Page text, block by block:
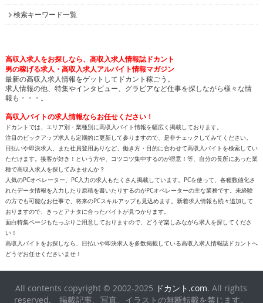
検索キーワード一覧
高収入求人をお探しなら、高収入求人情報誌ドカント
男の稼げる求人・高収入求人アルバイト情報マガジン
最新の高収入求人情報をゲットしてドカント稼ごう。
求人情報の他、特集やインタビュー、グラビアなど仕事を探しながら様々な情
報も・・・。
高収入バイトの求人情報ならお任せください！
ドカントでは、エリア別・業種別に高収入バイト情報を幅広く掲載しております。
注目のピックアップ求人も定期的に更新して参りますので、是非チェックしてみてください。
日払いや即決求人、また社員登用ありなど、働き方・目的に合わせて高収入バイトを検索してい
ただけます。接客が好き！という方や、コツコツ集中するのが得意！等、自分の長所にあった業
種で高収入求人を探してみませんか？
人気のPCオペレーター、PC入力の求人もたくさん掲載しています。PCを使って、各種数値化さ
れたデータ情報を入力したり原稿を書いたりするのがPCオペレーターの主な業務です。未経験
の方でも可能なお仕事で、将来のPCスキルアップも見込めます。新着求人情報も続々追加して
おりますので、きっとアナタに合ったバイトが見つかります。
面白特集ページもたっぷりご用意しておりますので、どうぞ楽しみながら求人を探してくださ
い！
高収入バイトをお探しなら、日払いや即決求人を多数掲載している高収入求人情報誌ドカントへ
どうぞお任せくださいませ！
All contents copyright © 2002-2025 ドカント.com. All rights
reserved. 掲載記事、写真、イラストの無断転載を禁じます。